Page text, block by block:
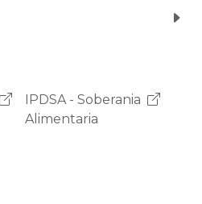
OAP -
Observatorio